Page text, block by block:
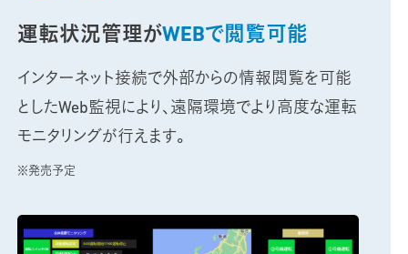
運転状況管理がWEBで閲覧可能
インターネット接続で外部からの情報閲覧を可能
としたWeb監視により、遠隔環境でより高度な運転
モニタリングが行えます。
※発売予定